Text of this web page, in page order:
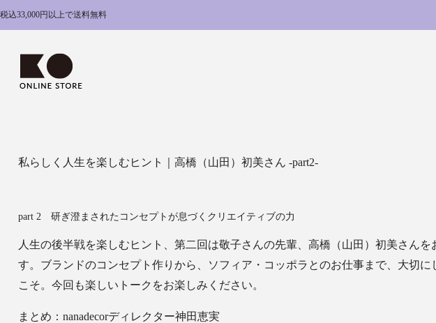
容
税込33,000円以上で送料無料
私らしく人生を楽しむヒント｜高橋（山田）初美さん -part2-
part 2 研ぎ澄まされたコンセプトが息づくクリエイティブの力
人生の後半戦を楽しむヒント、第二回は敬子さんの先輩、高橋（山田）初美さん
す。ブランドのコンセプト作りから、ソフィア・コッポラとのお仕事まで、大切
こそ。今回も楽しいトークをお楽しみください。
まとめ：nanadecorディレクター神田恵実